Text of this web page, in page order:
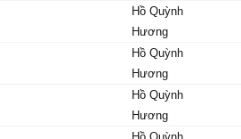
Hồ Quỳnh
Hương
Hồ Quỳnh
Hương
Hồ Quỳnh
Hương